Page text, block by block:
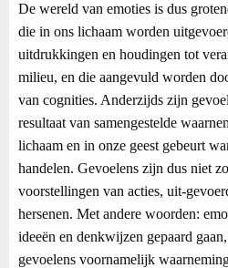
De wereld van emoties is dus
die in ons lichaam worden
uitdrukkingen en houdingen tot
milieu, en die aangevuld worden
van cognities. Anderzijds zijn
resultaat van samengestelde
lichaam en in onze geest gebeurt
handelen. Gevoelens zijn dus niet
voorstellingen van acties, uit-
hersenen. Met andere woorden:
ideeën en denkwijzen gepaard
gevoelens voornamelijk